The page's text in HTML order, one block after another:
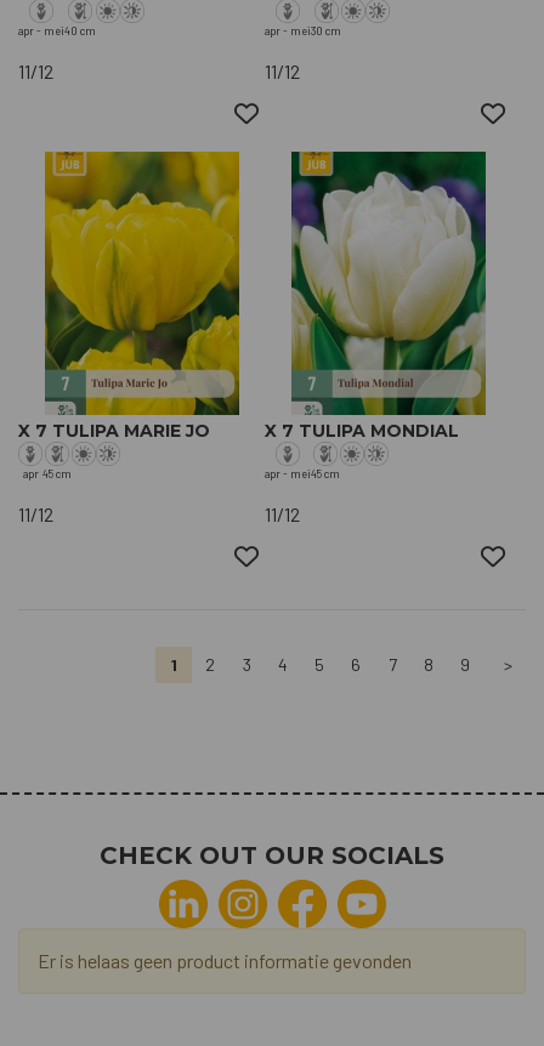
apr - mei40 cm
11/12
apr - mei30 cm
11/12
X 7 TULIPA MARIE JO
apr 45 cm
11/12
X 7 TULIPA MONDIAL
apr - mei45 cm
11/12
1 2 3 4 5 6 7 8 9 >
CHECK OUT OUR SOCIALS
Er is helaas geen product informatie gevonden